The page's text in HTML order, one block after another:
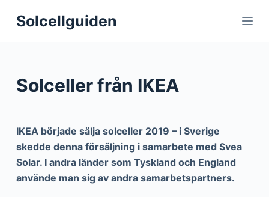
S
o
Solcellguiden
Solceller från IKEA
IKEA började sälja solceller 2019 – i Sverige
skedde denna försäljning i samarbete med Svea
Solar. I andra länder som Tyskland och England
använde man sig av andra samarbetspartners.